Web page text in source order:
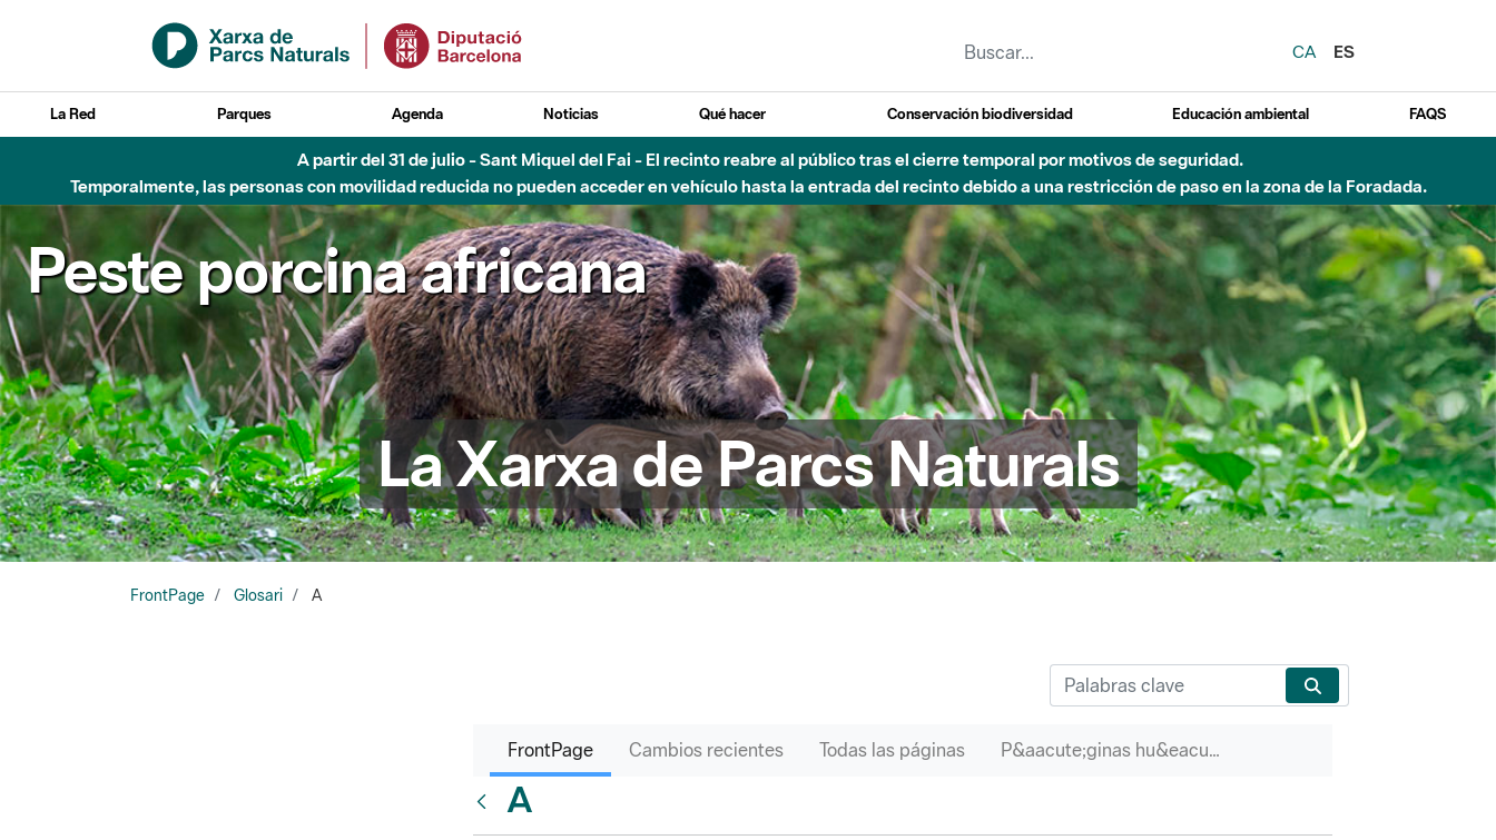
Saltar al contenido principal
CA
ES
La Red Parques Agenda Noticias Qué hacer Conservación biodiversidad Educación ambiental FAQS
A partir del 31 de julio - Sant Miquel del Fai - El recinto reabre al público tras el cierre temporal por motivos de seguridad.
Temporalmente, las personas con movilidad reducida no pueden acceder en vehículo hasta la entrada del recinto debido a una restricción de paso en la zona de la Foradada.
Peste porcina africana
La Xarxa de Parcs Naturals
FrontPage Glosari A
FrontPage Cambios recientes Todas las páginas P&aacute;ginas hu&eacute;rfanas
A